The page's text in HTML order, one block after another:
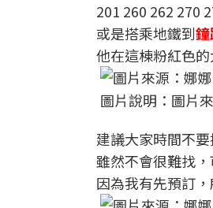
201 260 262 270
或是搭乘地鐵到鐘
他在這棟粉紅色
圖片說明：圖片
建議大家時間不
雖然不會很難找
因為我有先預訂